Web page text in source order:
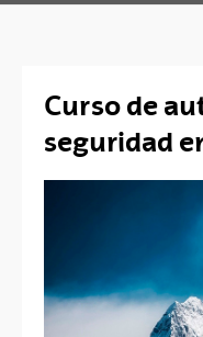
Curso de
seguridad